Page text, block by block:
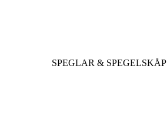
SPEGLAR & SPEGELSKÅP